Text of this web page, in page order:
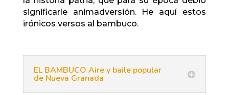
significarle animadversión. He aquí estos
irónicos versos al bambuco.
EL BAMBUCO Aire y baile popular
de Nueva Granada